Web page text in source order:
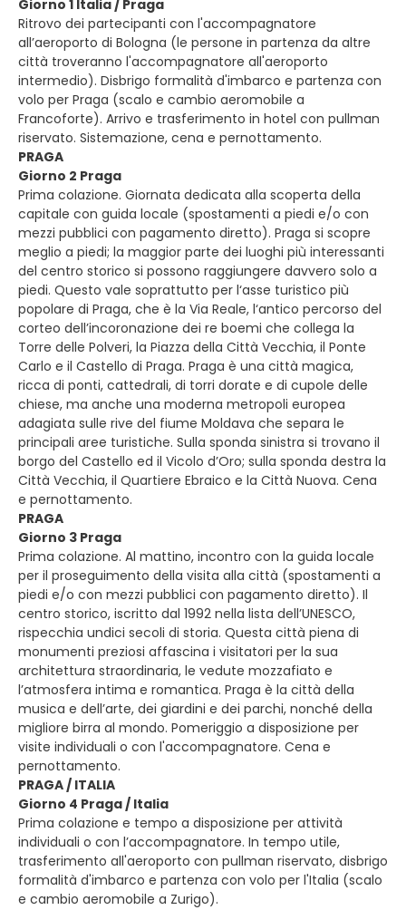
Giorno 1 Italia / Praga
Ritrovo dei partecipanti con l'accompagnatore
all’aeroporto di Bologna (le persone in partenza da altre
città troveranno l'accompagnatore all'aeroporto
intermedio). Disbrigo formalità d'imbarco e partenza con
volo per Praga (scalo e cambio aeromobile a
Francoforte). Arrivo e trasferimento in hotel con pullman
riservato. Sistemazione, cena e pernottamento.
PRAGA
Giorno 2 Praga
Prima colazione. Giornata dedicata alla scoperta della
capitale con guida locale (spostamenti a piedi e/o con
mezzi pubblici con pagamento diretto). Praga si scopre
meglio a piedi; la maggior parte dei luoghi più interessanti
del centro storico si possono raggiungere davvero solo a
piedi. Questo vale soprattutto per l‘asse turistico più
popolare di Praga, che è la Via Reale, l‘antico percorso del
corteo dell’incoronazione dei re boemi che collega la
Torre delle Polveri, la Piazza della Città Vecchia, il Ponte
Carlo e il Castello di Praga. Praga è una città magica,
ricca di ponti, cattedrali, di torri dorate e di cupole delle
chiese, ma anche una moderna metropoli europea
adagiata sulle rive del fiume Moldava che separa le
principali aree turistiche. Sulla sponda sinistra si trovano il
borgo del Castello ed il Vicolo d’Oro; sulla sponda destra la
Città Vecchia, il Quartiere Ebraico e la Città Nuova. Cena
e pernottamento.
PRAGA
Giorno 3 Praga
Prima colazione. Al mattino, incontro con la guida locale
per il proseguimento della visita alla città (spostamenti a
piedi e/o con mezzi pubblici con pagamento diretto). Il
centro storico, iscritto dal 1992 nella lista dell’UNESCO,
rispecchia undici secoli di storia. Questa città piena di
monumenti preziosi affascina i visitatori per la sua
architettura straordinaria, le vedute mozzafiato e
l’atmosfera intima e romantica. Praga è la città della
musica e dell’arte, dei giardini e dei parchi, nonché della
migliore birra al mondo. Pomeriggio a disposizione per
visite individuali o con l'accompagnatore. Cena e
pernottamento.
PRAGA / ITALIA
Giorno 4 Praga / Italia
Prima colazione e tempo a disposizione per attività
individuali o con l’accompagnatore. In tempo utile,
trasferimento all'aeroporto con pullman riservato, disbrigo
formalità d'imbarco e partenza con volo per l'Italia (scalo
e cambio aeromobile a Zurigo).